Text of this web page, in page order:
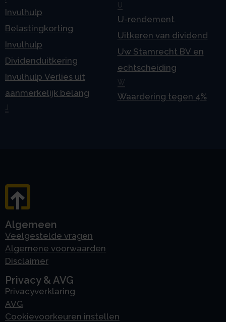
Invulhulp
Belastingkorting
Invulhulp
Dividenduitkering
Invulhulp Verlies uit
aanmerkelijk belang
J
U
U-rendement
Uitkeren van dividend
Uw Stamrecht BV en
echtscheiding
W
Waardering tegen 4%
Algemeen
Veelgestelde vragen
Algemene voorwaarden
Disclaimer
Privacy & AVG
Privacyverklaring
AVG
Cookievoorkeuren instellen